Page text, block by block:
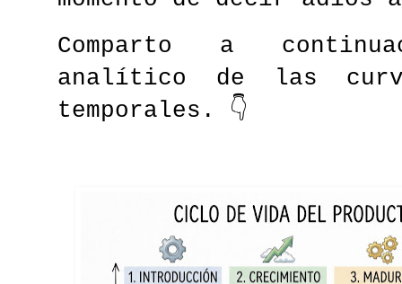
Comparto a
analítico de las
temporales. 👇